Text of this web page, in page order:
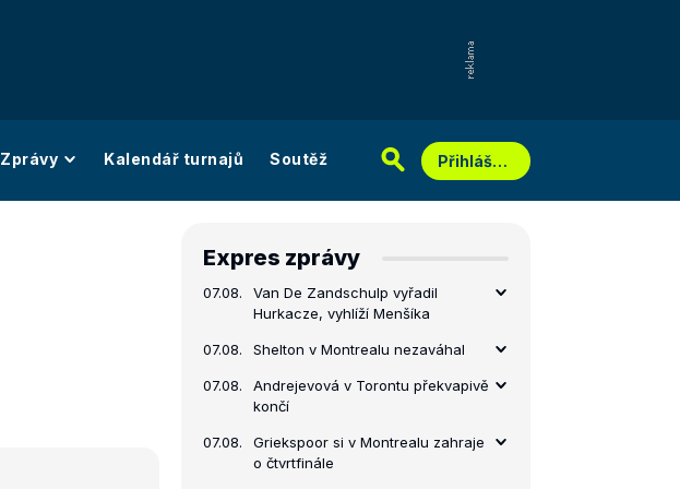
Zprávy Kalendář turnajů Soutěž Přihlášení
Expres zprávy
07.08.
Van De Zandschulp vyřadil
Hurkacze, vyhlíží Menšíka
07.08. Shelton v Montrealu nezaváhal
07.08.
Andrejevová v Torontu překvapivě
končí
07.08.
Griekspoor si v Montrealu zahraje
o čtvrtfinále